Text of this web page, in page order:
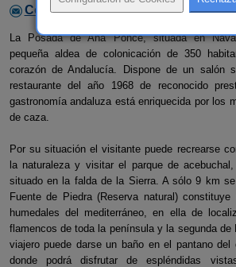
Contactar con el alojamiento
La Posada de Ana Ponce, situada en
pequeña aldea de colonicación de 350
corazón de Andalucía. Dispone de un salón
restaurante del año 1968 de reconocido
gastronomía andaluza está enriquecida por los
de caza.
Por su situación el visitante puede recrearse
la naturaleza y visitar el parque de
situado en la falda de la Sierra. A sólo 9 km
Fuente de Piedra (Reserva natural)
humedales del mediterráneo, en ella de
flamencos de toda la península y la segunda de
viajero puede darse un baño en el pantano
donde podrá disfrutar de espléndidas